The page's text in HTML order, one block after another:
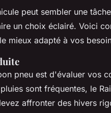
peut sembler une
un choix éclairé. Voici
mieux adapté à vos
pneu est d'évaluer vos
sont fréquentes, le
affronter des hivers